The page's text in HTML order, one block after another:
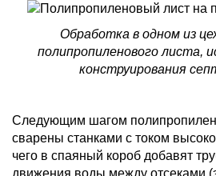
Обработка в одном из
полипропиленового листа,
конструирования
Следующим шагом
сварены станками с током
чего в спаяный короб добавят
движения воды между отсеками